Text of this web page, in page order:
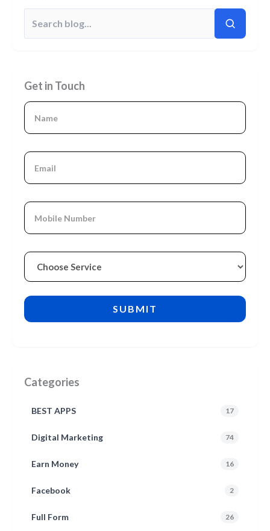
Get in Touch
Categories
BEST APPS 17
Digital Marketing 74
Earn Money 16
Facebook 2
Full Form 26